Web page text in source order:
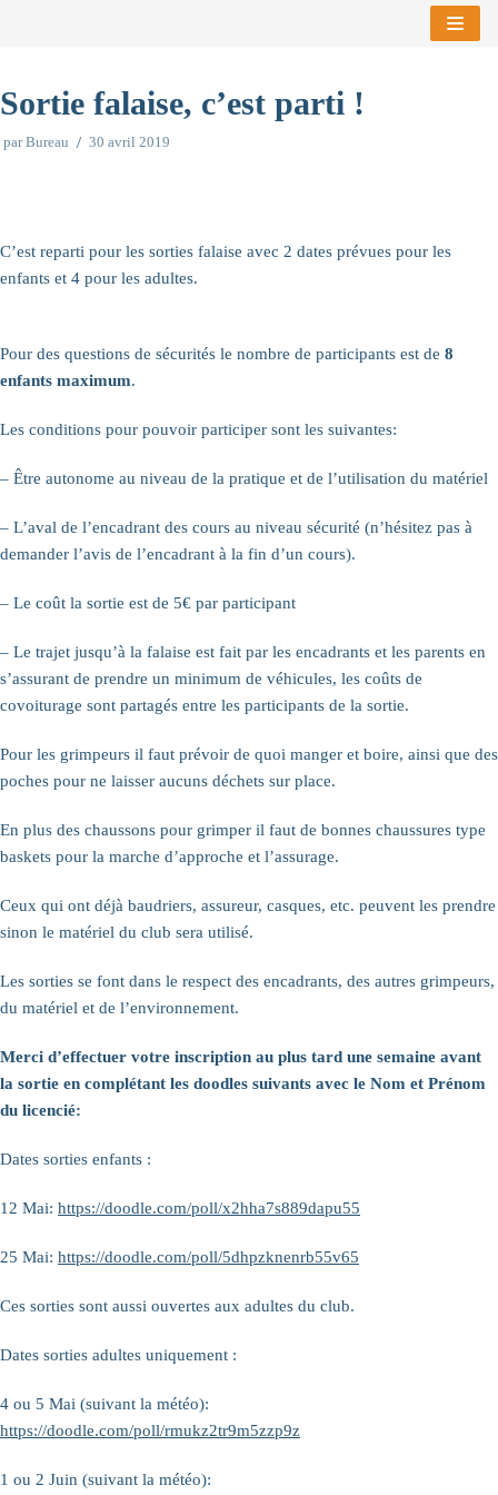
contenu
Sortie falaise, c’est parti !
parBureau 30 avril 2019
C’est reparti pour les sorties falaise avec 2 dates prévues pour les
enfants et 4 pour les adultes.
Pour des questions de sécurités le nombre de participants est de 8
enfants maximum.
Les conditions pour pouvoir participer sont les suivantes:
– Être autonome au niveau de la pratique et de l’utilisation du matériel
– L’aval de l’encadrant des cours au niveau sécurité (n’hésitez pas à
demander l’avis de l’encadrant à la fin d’un cours).
– Le coût la sortie est de 5€ par participant
– Le trajet jusqu’à la falaise est fait par les encadrants et les parents en
s’assurant de prendre un minimum de véhicules, les coûts de
covoiturage sont partagés entre les participants de la sortie.
Pour les grimpeurs il faut prévoir de quoi manger et boire, ainsi que des
poches pour ne laisser aucuns déchets sur place.
En plus des chaussons pour grimper il faut de bonnes chaussures type
baskets pour la marche d’approche et l’assurage.
Ceux qui ont déjà baudriers, assureur, casques, etc. peuvent les prendre
sinon le matériel du club sera utilisé.
Les sorties se font dans le respect des encadrants, des autres grimpeurs,
du matériel et de l’environnement.
Merci d’effectuer votre inscription au plus tard une semaine avant
la sortie en complétant les doodles suivants avec le Nom et Prénom
du licencié:
Dates sorties enfants :
12 Mai: https://doodle.com/poll/x2hha7s889dapu55
25 Mai: https://doodle.com/poll/5dhpzknenrb55v65
Ces sorties sont aussi ouvertes aux adultes du club.
Dates sorties adultes uniquement :
4 ou 5 Mai (suivant la météo):
https://doodle.com/poll/rmukz2tr9m5zzp9z
1 ou 2 Juin (suivant la météo):